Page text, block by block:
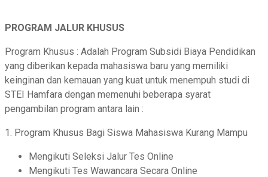
PROGRAM JALUR KHUSUS
Program Khusus : Adalah Program Subsidi Biaya Pendidikan
yang diberikan kepada mahasiswa baru yang memiliki
keinginan dan kemauan yang kuat untuk menempuh studi di
STEI Hamfara dengan memenuhi beberapa syarat
pengambilan program antara lain :
1. Program Khusus Bagi Siswa Mahasiswa Kurang Mampu
Mengikuti Seleksi Jalur Tes Online
Mengikuti Tes Wawancara Secara Online